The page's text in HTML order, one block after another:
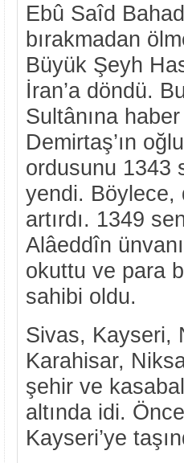
Ebû Saîd
bırakmadan
Büyük Şeyh
İran’a döndü.
Sultânına
Demirtaş’ın
ordusunu 1343
yendi. Böylece,
artırdı. 1349
Alâeddîn
okuttu ve para
sahibi oldu.
Sivas, Kayseri,
Karahisar,
şehir ve
altında idi.
Kayseri’ye